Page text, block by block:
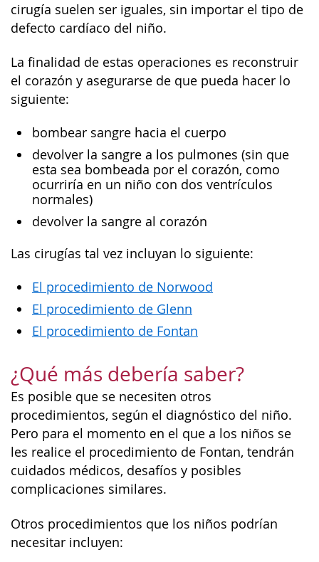
cirugía suelen ser iguales, sin importar el tipo de
defecto cardíaco del niño.
La finalidad de estas operaciones es reconstruir
el corazón y asegurarse de que pueda hacer lo
siguiente:
bombear sangre hacia el cuerpo
devolver la sangre a los pulmones (sin que
esta sea bombeada por el corazón, como
ocurriría en un niño con dos ventrículos
normales)
devolver la sangre al corazón
Las cirugías tal vez incluyan lo siguiente:
El procedimiento de Norwood
El procedimiento de Glenn
El procedimiento de Fontan
¿Qué más debería saber?
Es posible que se necesiten otros
procedimientos, según el diagnóstico del niño.
Pero para el momento en el que a los niños se
les realice el procedimiento de Fontan, tendrán
cuidados médicos, desafíos y posibles
complicaciones similares.
Otros procedimientos que los niños podrían
necesitar incluyen: